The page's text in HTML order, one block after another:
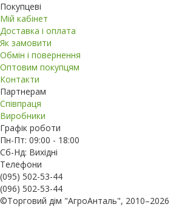
Покупцеві
Мій кабінет
Доставка і оплата
Як замовити
Обмін і повернення
Оптовим покупцям
Контакти
Партнерам
Співпраця
Виробники
Графік роботи
Пн-Пт: 09:00 - 18:00
Сб-Нд: Вихідні
Телефони
(095) 502-53-44
(096) 502-53-44
©Торговий дім "АгроАнталь", 2010–2026